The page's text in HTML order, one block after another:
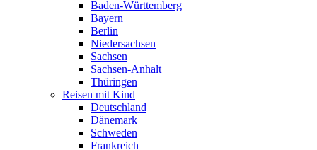
Baden-Württemberg
Bayern
Berlin
Niedersachsen
Sachsen
Sachsen-Anhalt
Thüringen
Reisen mit Kind
Deutschland
Dänemark
Schweden
Frankreich